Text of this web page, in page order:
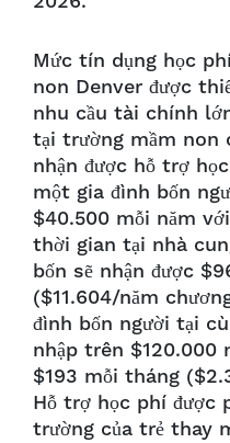
Mức tín dụng học
non Denver được
nhu cầu tài chính
tại trường mầm non
nhận được hỗ trợ
một gia đình bốn
$40.500 mỗi năm
thời gian tại nhà
bốn sẽ nhận được
($11.604/năm
đình bốn người tại
nhập trên $120.000
$193 mỗi tháng
Hỗ trợ học phí được
trường của trẻ thay